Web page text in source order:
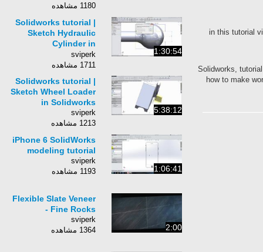
in this
Solidworks,
how to make
1180 مشاهده
1:30:54
Solidworks tutorial |
Sketch Hydraulic
Cylinder in
Solidworks
sviperk
1711 مشاهده
5:38:12
Solidworks tutorial |
Sketch Wheel Loader
in Solidworks
sviperk
1213 مشاهده
1:06:41
iPhone 6 SolidWorks
modeling tutorial
sviperk
1193 مشاهده
2:00
Flexible Slate Veneer
- Fine Rocks
sviperk
1364 مشاهده